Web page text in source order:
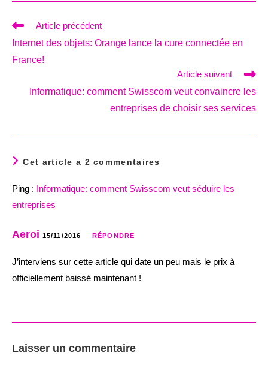
Read
articles
Article précédent
Internet des objets: Orange lance la cure connectée en
France!
Article suivant
Informatique: comment Swisscom veut convaincre les
entreprises de choisir ses services
Cet article a 2 commentaires
Ping : Informatique: comment Swisscom veut séduire les
entreprises
Aeroi 15/11/2016 RÉPONDRE
J’interviens sur cette article qui date un peu mais le prix à
officiellement baissé maintenant !
Laisser un commentaire